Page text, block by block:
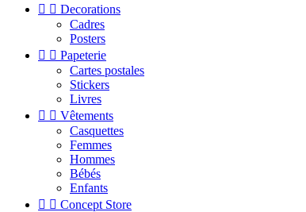
  Decorations
Cadres
Posters
  Papeterie
Cartes postales
Stickers
Livres
  Vêtements
Casquettes
Femmes
Hommes
Bébés
Enfants
  Concept Store